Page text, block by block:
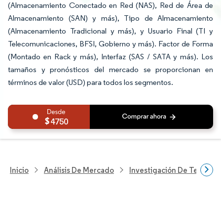
(Almacenamiento Conectado en Red (NAS), Red de Área de
Almacenamiento (SAN) y más), Tipo de Almacenamiento
(Almacenamiento Tradicional y más), y Usuario Final (TI y
Telecomunicaciones, BFSI, Gobierno y más). Factor de Forma
(Montado en Rack y más), Interfaz (SAS / SATA y más). Los
tamaños y pronósticos del mercado se proporcionan en
términos de valor (USD) para todos los segmentos.
4750
Inicio Análisis De Mercado Investigación De